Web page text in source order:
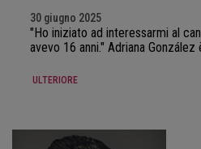
30 giugno 2025
"Ho iniziato ad interessarmi al
avevo 16 anni." Adriana González
ULTERIORE